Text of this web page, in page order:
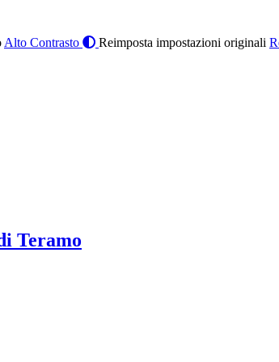
Alto Contrasto Reimposta impostazioni originali
Teramo